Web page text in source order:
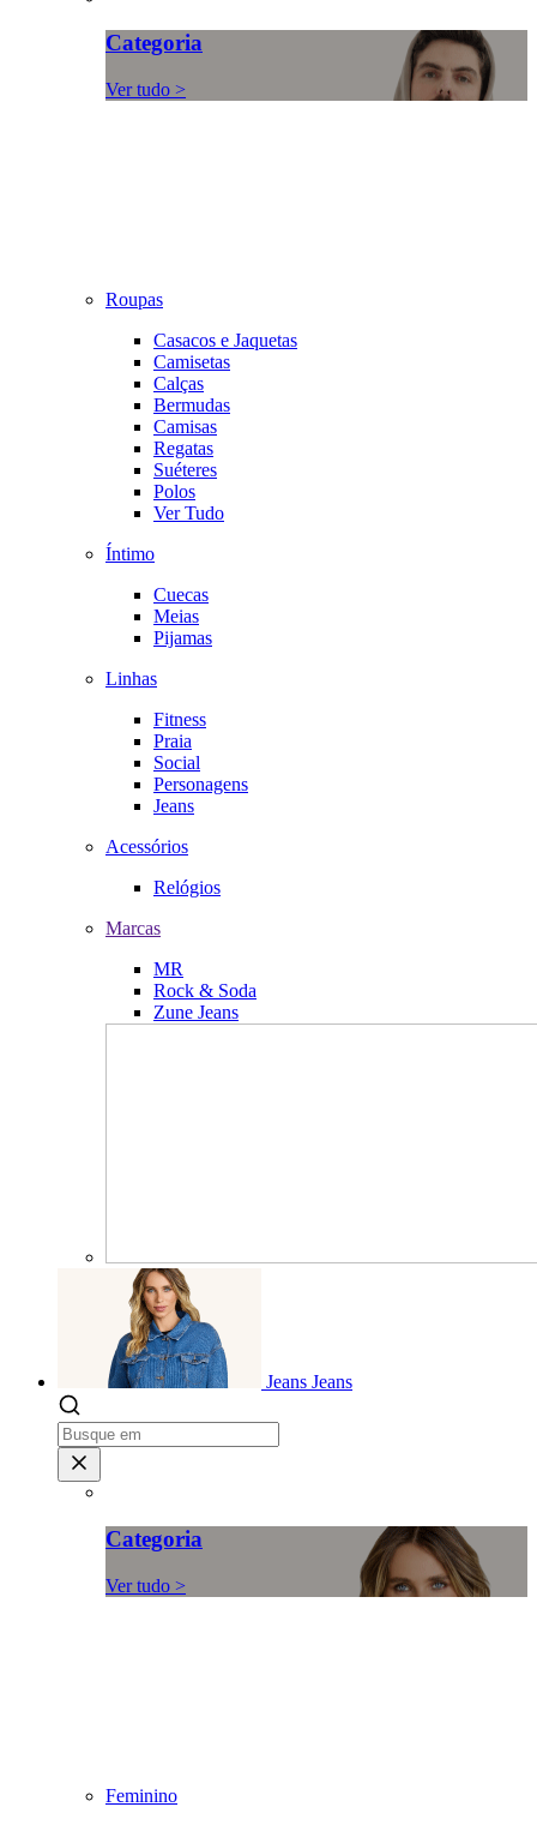
Categoria
Ver tudo >
Roupas
Casacos e Jaquetas
Camisetas
Calças
Bermudas
Camisas
Regatas
Suéteres
Polos
Ver Tudo
Íntimo
Cuecas
Meias
Pijamas
Linhas
Fitness
Praia
Social
Personagens
Jeans
Acessórios
Relógios
Marcas
MR
Rock & Soda
Zune Jeans
Jeans Jeans
Categoria
Ver tudo >
Feminino